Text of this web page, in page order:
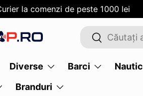
la comenzi de peste 1000 lei
CautaCauta
Diverse Barci
Nautic
Branduri